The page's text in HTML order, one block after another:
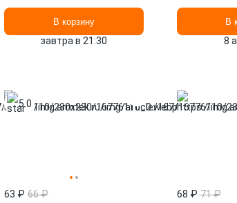
В корзину
завтра в 21:30
В
8
5.0
63 ₽ 66 ₽
68 ₽ 71 ₽